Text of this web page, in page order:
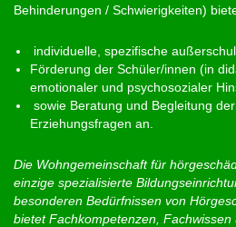
Behinderungen / Schwierigkeiten)
individuelle, spezifische
Förderung der Schüler/innen (in
emotionaler und psychosozialer
sowie Beratung und Begleitung
Erziehungsfragen an.
Die Wohngemeinschaft für
einzige spezialisierte
besonderen Bedürfnissen von
bietet Fachkompetenzen, Fachwissen